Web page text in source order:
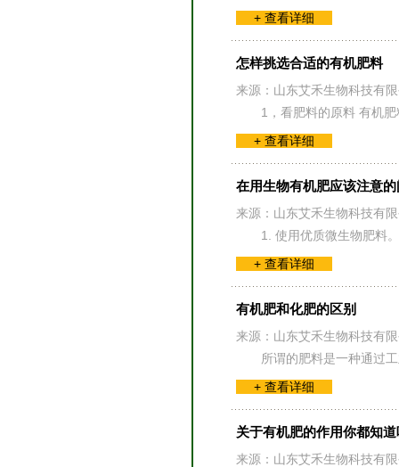
+ 查看详细
怎样挑选合适的有机肥料
来源：山东艾禾生物科技有
1，看肥料的原料 有机
+ 查看详细
在用生物有机肥应该注意的
来源：山东艾禾生物科技有
1. 使用优质微生物肥料
+ 查看详细
有机肥和化肥的区别
来源：山东艾禾生物科技有
所谓的肥料是一种通过
+ 查看详细
关于有机肥的作用你都知道
来源：山东艾禾生物科技有